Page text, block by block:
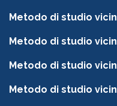
Metodo di studio
Metodo di studio
Metodo di studio
Metodo di studio